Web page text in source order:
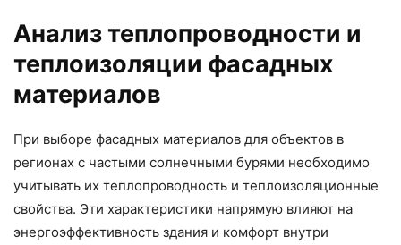
Анализ теплопроводности и
теплоизоляции фасадных
материалов
При выборе фасадных материалов для объектов в
регионах с частыми солнечными бурями необходимо
учитывать их теплопроводность и теплоизоляционные
свойства. Эти характеристики напрямую влияют на
энергоэффективность здания и комфорт внутри